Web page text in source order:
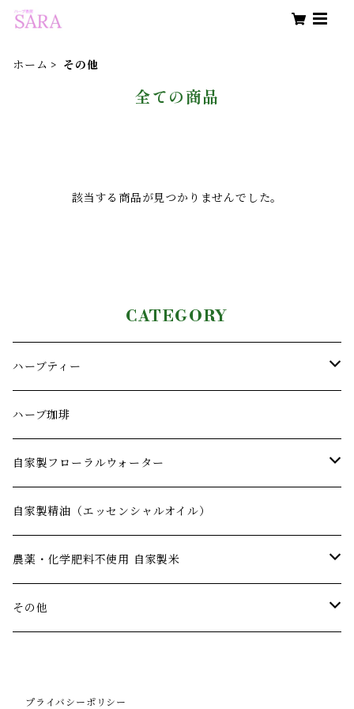
ホーム その他
全ての商品
該当する商品が見つかりませんでした。
CATEGORY
ハーブティー
朝
昼
夜
いつでも
ハーブ珈琲
自家製フローラルウォーター
化粧水
リラックス
リフレッシュ
自家製精油（エッセンシャルオイル）
農薬・化学肥料不使用 自家製米
朝倉産ヒノヒカリ
その他
プライバシーポリシー